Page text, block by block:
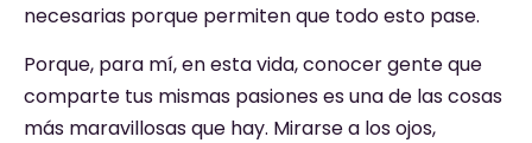
necesarias porque permiten que todo esto pase.
Porque, para mí, en esta vida, conocer gente que
comparte tus mismas pasiones es una de las cosas
más maravillosas que hay. Mirarse a los ojos,